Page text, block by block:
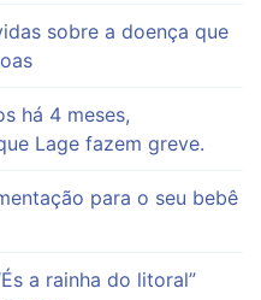
sobre a doença que
há 4 meses,
Lage fazem greve.
para o seu bebê
a rainha do litoral”